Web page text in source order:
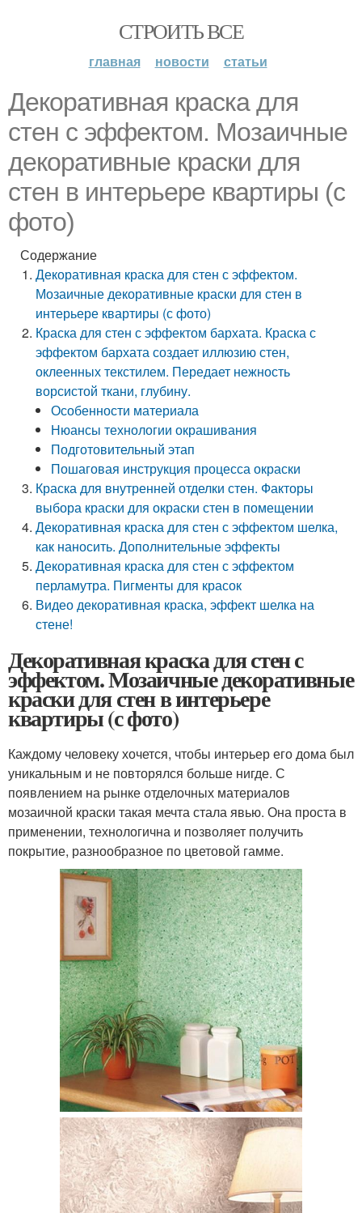
СТРОИТЬ ВСЕ
главная новости статьи
Декоративная краска для
стен с эффектом. Мозаичные
декоративные краски для
стен в интерьере квартиры (с
фото)
Содержание
Декоративная краска для стен с эффектом.
Мозаичные декоративные краски для стен в
интерьере квартиры (с фото)
Краска для стен с эффектом бархата. Краска с
эффектом бархата создает иллюзию стен,
оклеенных текстилем. Передает нежность
ворсистой ткани, глубину.
Особенности материала
Нюансы технологии окрашивания
Подготовительный этап
Пошаговая инструкция процесса окраски
Краска для внутренней отделки стен. Факторы
выбора краски для окраски стен в помещении
Декоративная краска для стен с эффектом шелка,
как наносить. Дополнительные эффекты
Декоративная краска для стен с эффектом
перламутра. Пигменты для красок
Видео декоративная краска, эффект шелка на
стене!
Декоративная краска для стен с
эффектом. Мозаичные декоративные
краски для стен в интерьере
квартиры (с фото)
Каждому человеку хочется, чтобы интерьер его дома был
уникальным и не повторялся больше нигде. С
появлением на рынке отделочных материалов
мозаичной краски такая мечта стала явью. Она проста в
применении, технологична и позволяет получить
покрытие, разнообразное по цветовой гамме.